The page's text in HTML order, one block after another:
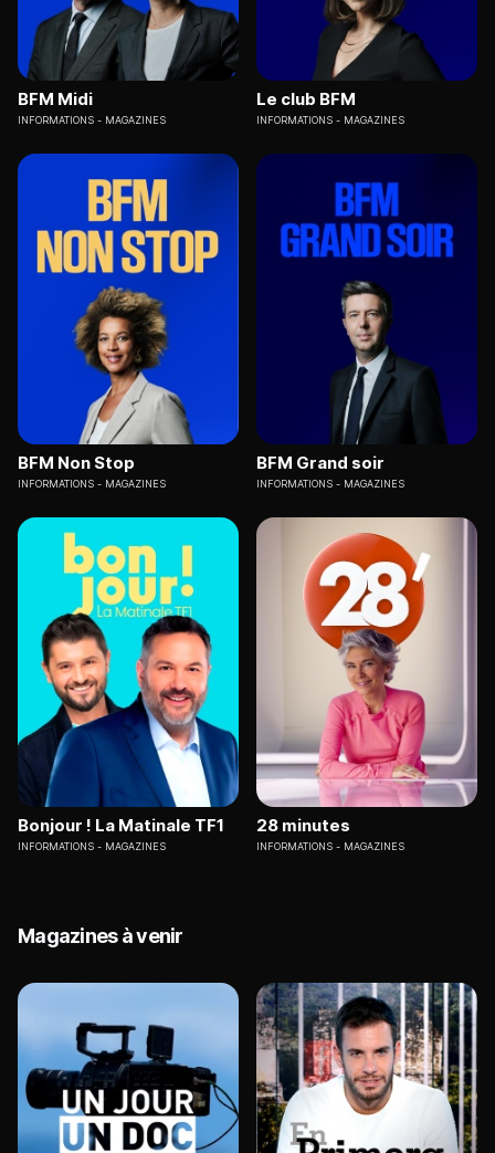
BFM Midi
INFORMATIONS MAGAZINES
Le club BFM
INFORMATIONS MAGAZINES
BFM Non Stop
INFORMATIONS MAGAZINES
BFM Grand soir
INFORMATIONS MAGAZINES
Bonjour ! La Matinale TF1
INFORMATIONS MAGAZINES
28 minutes
INFORMATIONS MAGAZINES
Magazines à venir